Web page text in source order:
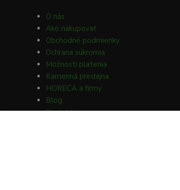
O nás
Ako nakupovať
Obchodné podmienky
Ochrana súkromia
Možnosti platenia
Kamenná predajna
HORECA a firmy
Blog
Kontakty